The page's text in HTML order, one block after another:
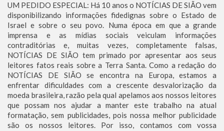
UM PEDIDO ESPECIAL: Há 10 anos o NOTÍCIAS DE SIÃO vem
disponibilizando informações fidedignas sobre o Estado de
Israel e sobre o seu povo. Numa época em que a grande
imprensa e as mídias sociais veiculam informações
contraditórias e, muitas vezes, completamente falsas,
NOTÍCIAS DE SIÃO tem primado por apresentar aos seus
leitores fatos reais sobre a Terra Santa. Como a redação do
NOTÍCIAS DE SIÃO se encontra na Europa, estamos a
enfrentar dificuldades com a crescente desvalorização da
moeda brasileira, razão pela qual apelamos aos nossos leitores
que possam nos ajudar a manter este trabalho na atual
formatação, sem publicidades, pois nossa melhor publicidade
são os nossos leitores. Por isso, contamos com vossa